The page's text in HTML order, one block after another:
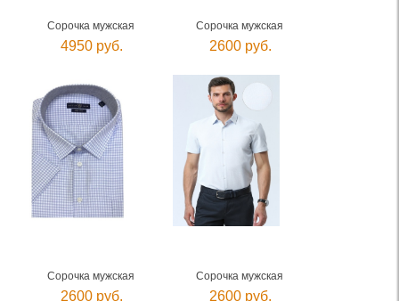
Сорочка мужская
4950 руб.
Сорочка мужская
2600 руб.
Сорочка мужская
2600 руб.
Сорочка мужская
2600 руб.